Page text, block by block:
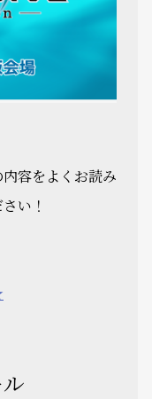
容をよくお読み
い！